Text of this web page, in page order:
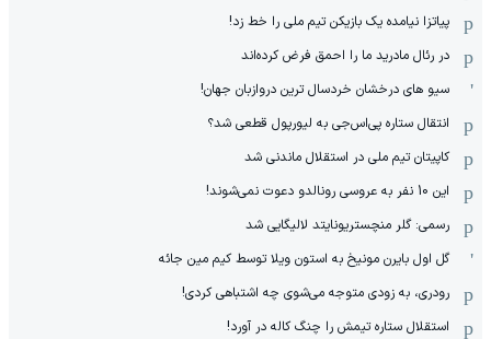
پیاتزا نیامده یک بازیکن تیم ملی را خط زد!
در رئال مادرید ما را احمق فرض کرده‌اند
سیو های درخشان خردسال ترین دروازبان جهان!
انتقال ستاره پی‌اس‌جی به لیورپول قطعی شد؟
کاپیتان تیم ملی در استقلال ماندنی شد
این 10 نفر به عروسی رونالدو دعوت نمی‌شوند!
رسمی: گلر منچستریونایتد لالیگایی شد
گل اول بایرن مونیخ به استون ویلا توسط کیم مین جائه
رودری، به زودی متوجه می‌شوی چه اشتباهی کردی!
استقلال ستاره تیمش را چنگ کاله در آورد!